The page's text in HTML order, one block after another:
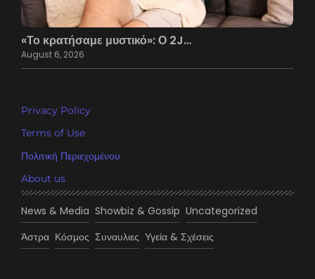
«Το κρατήσαμε μυστικό»: Ο 2J…
August 6, 2026
Privacy Policy
Terms of Use
Πολιτική Περιεχομένου
About us
News & Media Showbiz & Gossip Uncategorized
Άστρα Κόσμος Συναυλιες Υγεία & Σχέσεις